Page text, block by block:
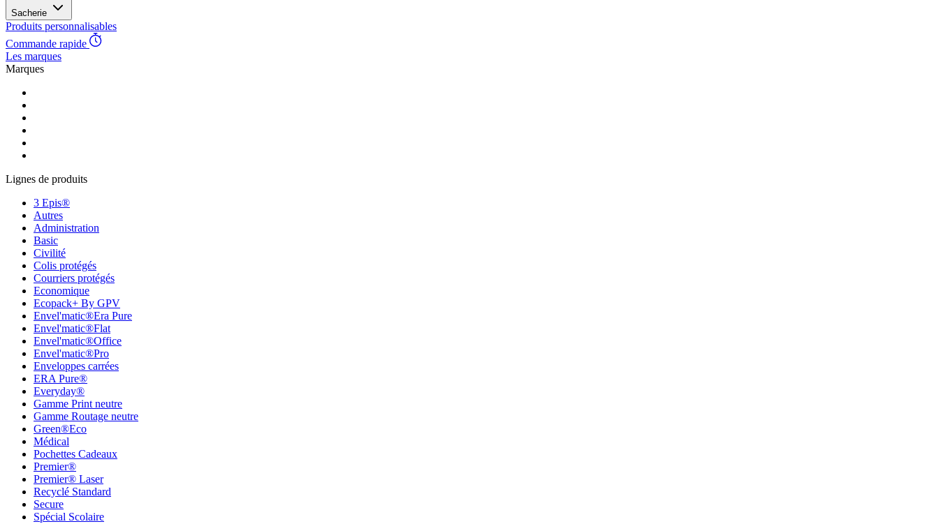
Sacherie
Produits personnalisables
Commande rapide
Les marques
Marques
Lignes de produits
3 Epis®
Autres
Administration
Basic
Civilité
Colis protégés
Courriers protégés
Economique
Ecopack+ By GPV
Envel'matic®Era Pure
Envel'matic®Flat
Envel'matic®Office
Envel'matic®Pro
Enveloppes carrées
ERA Pure®
Everyday®
Gamme Print neutre
Gamme Routage neutre
Green®Eco
Médical
Pochettes Cadeaux
Premier®
Premier® Laser
Recyclé Standard
Secure
Spécial Scolaire